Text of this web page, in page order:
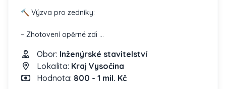
🔨 Výzva pro zedníky:
– Zhotovení opěrné zdi
– Materiály: beton, piloty, ztracené bednění
Specifikace:
Obor: Inženýrské stavitelství
Lokalita: Kraj Vysočina
Hodnota: 800 - 1 mil. Kč